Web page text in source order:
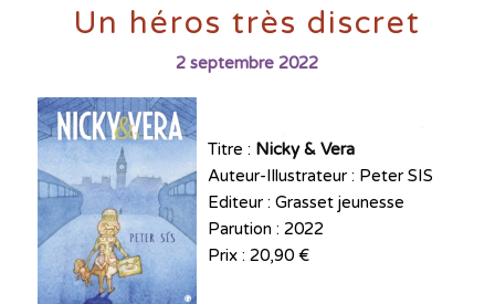
Un héros très discret
2 septembre 2022
Titre : Nicky & Vera
Auteur-Illustrateur : Peter SIS
Editeur : Grasset jeunesse
Parution : 2022
Prix : 20,90 €